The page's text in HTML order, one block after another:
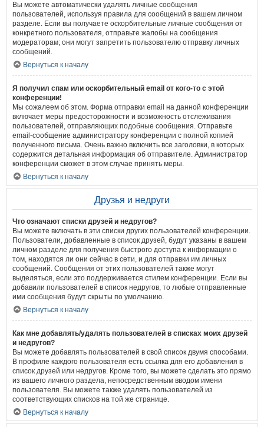
Вы можете автоматически удалять личные сообщения
пользователей, используя правила для сообщений в вашем личном
разделе. Если вы получаете оскорбительные личные сообщения от
конкретного пользователя, отправьте жалобы на сообщения
модераторам; они могут запретить пользователю отправку личных
сообщений.
Вернуться к началу
Я получил спам или оскорбительный email от кого-то с этой
конференции!
Мы сожалеем об этом. Форма отправки email на данной конференции
включает меры предосторожности и возможность отслеживания
пользователей, отправляющих подобные сообщения. Отправьте
email-сообщение администратору конференции с полной копией
полученного письма. Очень важно включить все заголовки, в которых
содержится детальная информация об отправителе. Администратор
конференции сможет в этом случае принять меры.
Вернуться к началу
Друзья и недруги
Что означают списки друзей и недругов?
Вы можете включать в эти списки других пользователей конференции.
Пользователи, добавленные в список друзей, будут указаны в вашем
личном разделе для получения быстрого доступа к информации о
том, находятся ли они сейчас в сети, и для отправки им личных
сообщений. Сообщения от этих пользователей также могут
выделяться, если это поддерживается стилем конференции. Если вы
добавили пользователей в список недругов, то любые отправленные
ими сообщения будут скрыты по умолчанию.
Вернуться к началу
Как мне добавлять/удалять пользователей в списках моих друзей
и недругов?
Вы можете добавлять пользователей в свой список двумя способами.
В профиле каждого пользователя есть ссылка для его добавления в
список друзей или недругов. Кроме того, вы можете сделать это прямо
из вашего личного раздела, непосредственным вводом имени
пользователя. Вы можете также удалять пользователей из
соответствующих списков на той же странице.
Вернуться к началу